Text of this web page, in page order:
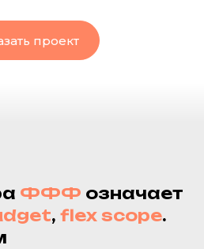
проект
ФФФ означает
, flex scope.